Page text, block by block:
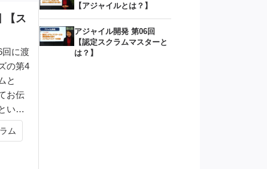
【ス
回に渡
の第4
と
お伝
いう
ム
【アジャイルとは？】
アジャイル開発 第06回
【認定スクラムマスターと
は？】